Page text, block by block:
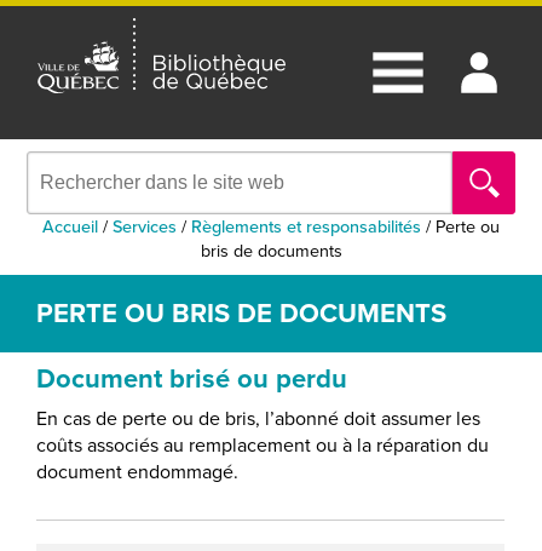
Accueil/Services / Règlements et responsabilités / Perte ou
bris de documents
PERTE OU BRIS DE DOCUMENTS
Document brisé ou perdu
En cas de perte ou de bris, l’abonné doit assumer les
coûts associés au remplacement ou à la réparation du
document endommagé.